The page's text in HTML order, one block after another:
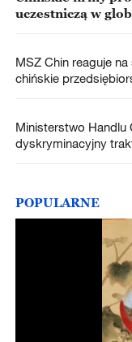
uczestniczą w
MSZ Chin reaguje
chińskie
Ministerstwo Handlu
dyskryminacyjny
POPULARNE